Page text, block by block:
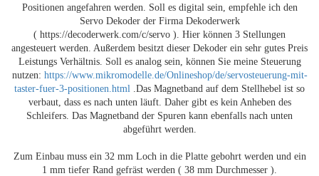
Positionen angefahren werden. Soll es digital sein, empfehle ich den
Servo Dekoder der Firma Dekoderwerk
( https://decoderwerk.com/c/servo ). Hier können 3 Stellungen
angesteuert werden. Außerdem besitzt dieser Dekoder ein sehr gutes Preis
Leistungs Verhältnis. Soll es analog sein, können Sie meine Steuerung
nutzen: https://www.mikromodelle.de/Onlineshop/de/servosteuerung-mit-
taster-fuer-3-positionen.html .Das Magnetband auf dem Stellhebel ist so
verbaut, dass es nach unten läuft. Daher gibt es kein Anheben des
Schleifers. Das Magnetband der Spuren kann ebenfalls nach unten
abgeführt werden.
Zum Einbau muss ein 32 mm Loch in die Platte gebohrt werden und ein
1 mm tiefer Rand gefräst werden ( 38 mm Durchmesser ).